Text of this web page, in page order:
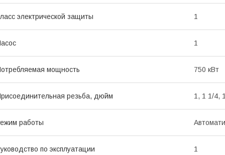
электрической защиты 1
1
мощность 750 кВт
резьба, дюйм 1, 1 1/4,
работы
по эксплуатации 1